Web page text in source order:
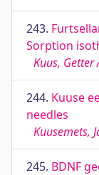
243.
Sorption
Kuus, Getter
244. Kuuse
needles
Kuusemets,
245. BDNF